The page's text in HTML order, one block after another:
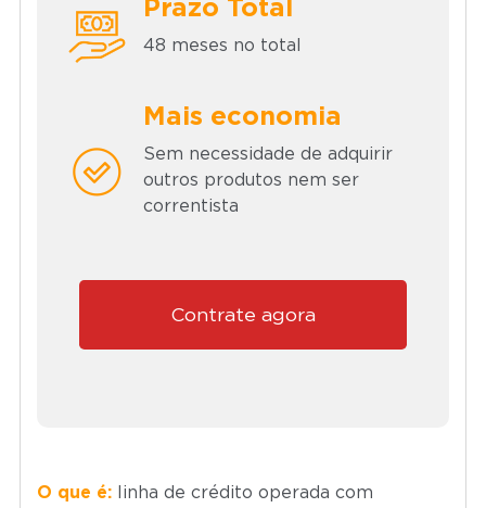
Prazo Total
48 meses no total
Mais economia
Sem necessidade de adquirir
outros produtos nem ser
correntista
Contrate agora
O que é:
linha de crédito operada com